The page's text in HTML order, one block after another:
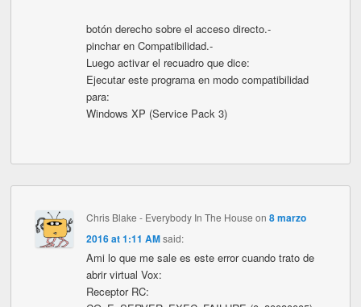
botón derecho sobre el acceso directo.-
pinchar en Compatibilidad.-
Luego activar el recuadro que dice:
Ejecutar este programa en modo compatibilidad
para:
Windows XP (Service Pack 3)
Chris Blake - Everybody In The House on 8 marzo
2016 at 1:11 AM said:
Ami lo que me sale es este error cuando trato de
abrir virtual Vox:
Receptor RC: